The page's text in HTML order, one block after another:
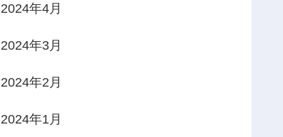
2024年4月
2024年3月
2024年2月
2024年1月